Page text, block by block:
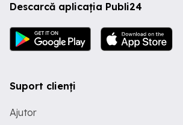
Descarcă aplicația Publi24
Suport clienți
Ajutor